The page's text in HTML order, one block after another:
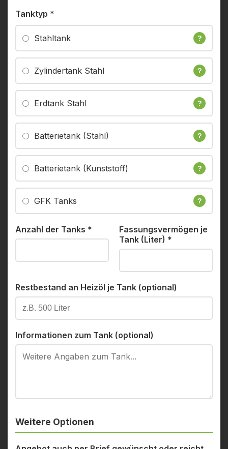
Tanktyp *
Stahltank ?
Zylindertank Stahl ?
Erdtank Stahl ?
Batterietank (Stahl) ?
Batterietank (Kunststoff) ?
GFK Tanks ?
Anzahl der Tanks *
Fassungsvermögen je
Tank (Liter) *
Restbestand an Heizöl je Tank (optional)
Informationen zum Tank (optional)
Weitere Optionen